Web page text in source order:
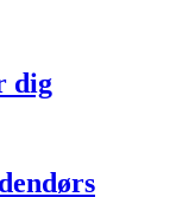
dig